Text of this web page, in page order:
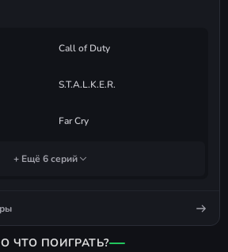
Call of Duty
S.T.A.L.K.E.R.
Far Cry
+ Ещё 6 серий
ЧТО ПОИГРАТЬ?